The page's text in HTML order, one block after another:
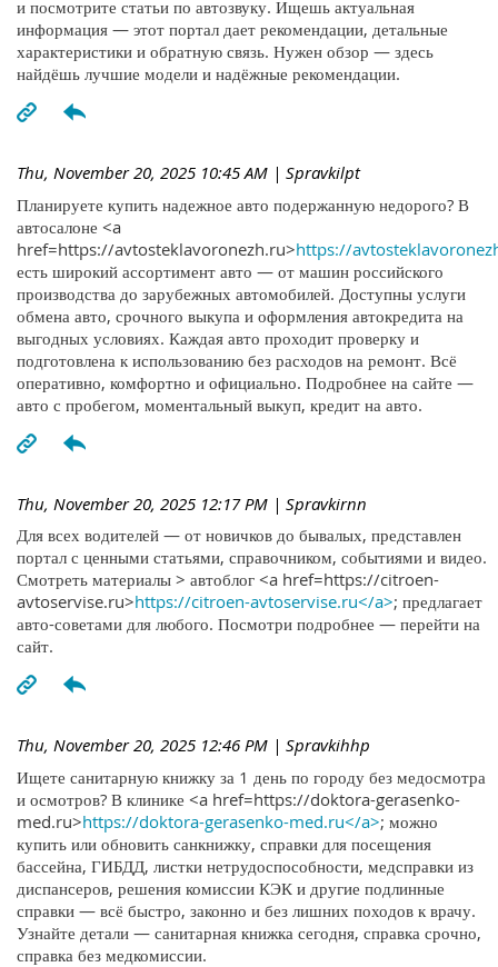
и посмотрите статьи по автозвуку. Ищешь актуальная
информация — этот портал дает рекомендации, детальные
характеристики и обратную связь. Нужен обзор — здесь
найдёшь лучшие модели и надёжные рекомендации.
Thu, November 20, 2025 10:45 AM | Spravkilpt
Планируете купить надежное авто подержанную недорого? В
автосалоне <a
href=https://avtosteklavoronezh.ru>https://
есть широкий ассортимент авто — от машин российского
производства до зарубежных автомобилей. Доступны услуги
обмена авто, срочного выкупа и оформления автокредита на
выгодных условиях. Каждая авто проходит проверку и
подготовлена к использованию без расходов на ремонт. Всё
оперативно, комфортно и официально. Подробнее на сайте —
авто с пробегом, моментальный выкуп, кредит на авто.
Thu, November 20, 2025 12:17 PM | Spravkirnn
Для всех водителей — от новичков до бывалых, представлен
портал с ценными статьями, справочником, событиями и видео.
Смотреть материалы > автоблог <a href=https://citroen-
avtoservise.ru>https://citroen-avtoservise.ru</a>; предлагает
авто-советами для любого. Посмотри подробнее — перейти на
сайт.
Thu, November 20, 2025 12:46 PM | Spravkihhp
Ищете санитарную книжку за 1 день по городу без медосмотра
и осмотров? В клинике <a href=https://doktora-gerasenko-
med.ru>https://doktora-gerasenko-med.ru</a>; можно
купить или обновить санкнижку, справки для посещения
бассейна, ГИБДД, листки нетрудоспособности, медсправки из
диспансеров, решения комиссии КЭК и другие подлинные
справки — всё быстро, законно и без лишних походов к врачу.
Узнайте детали — санитарная книжка сегодня, справка срочно,
справка без медкомиссии.